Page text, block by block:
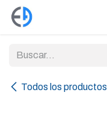
Ir al contenido
Todos los productos